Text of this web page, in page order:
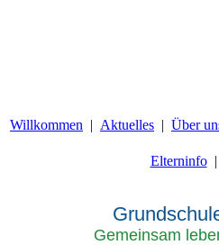
Willkommen Aktuelles Über
Elterninfo
Gemeinsam